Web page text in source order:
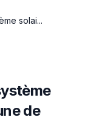
solai...
de